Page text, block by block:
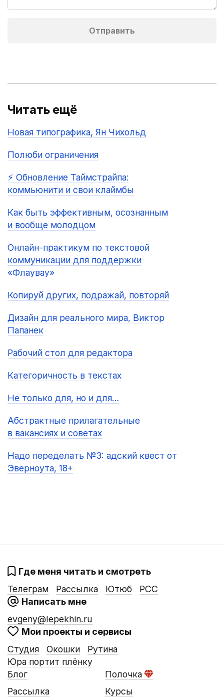
Читать ещё
Новая типографика, Ян Чихольд
Полюби ограничения
⚡️ Обновление Таймстрайпа:
коммьюнити и свои клаймбы
Как быть эффективным, осознанным
и вообще молодцом
Онлайн-практикум по текстовой
коммуникации для поддержки
«Флаувау»
Копируй других, подражай, повторяй
Дизайн для реального мира, Виктор
Папанек
Рабочий стол для редактора
Категоричность в текстах
Не только для, но и для…
Абстрактные прилагательные
в вакансиях и советах
Надо переделать №3: адский квест от
Эверноута, 18+
Где меня читать и смотреть
Телеграм
Рассылка Ютюб
РСС
Написать мне
evgeny@lepekhin.ru
Мои проекты и сервисы
Студия
Окошки
Юра портит плёнку
Рутина
Блог
Рассылка
Полочка
Курсы